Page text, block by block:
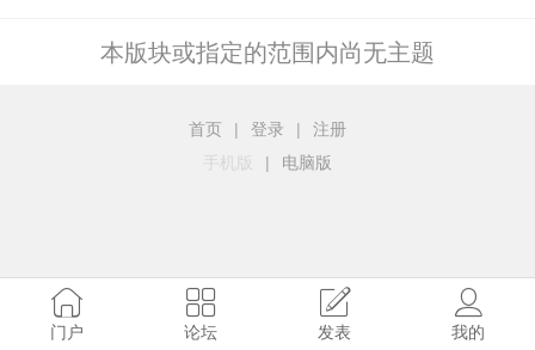
本版块或指定的范围内尚无主题
首页 | 登录 |
注册
手机版
| 电脑版
门户 论坛 发表 我的